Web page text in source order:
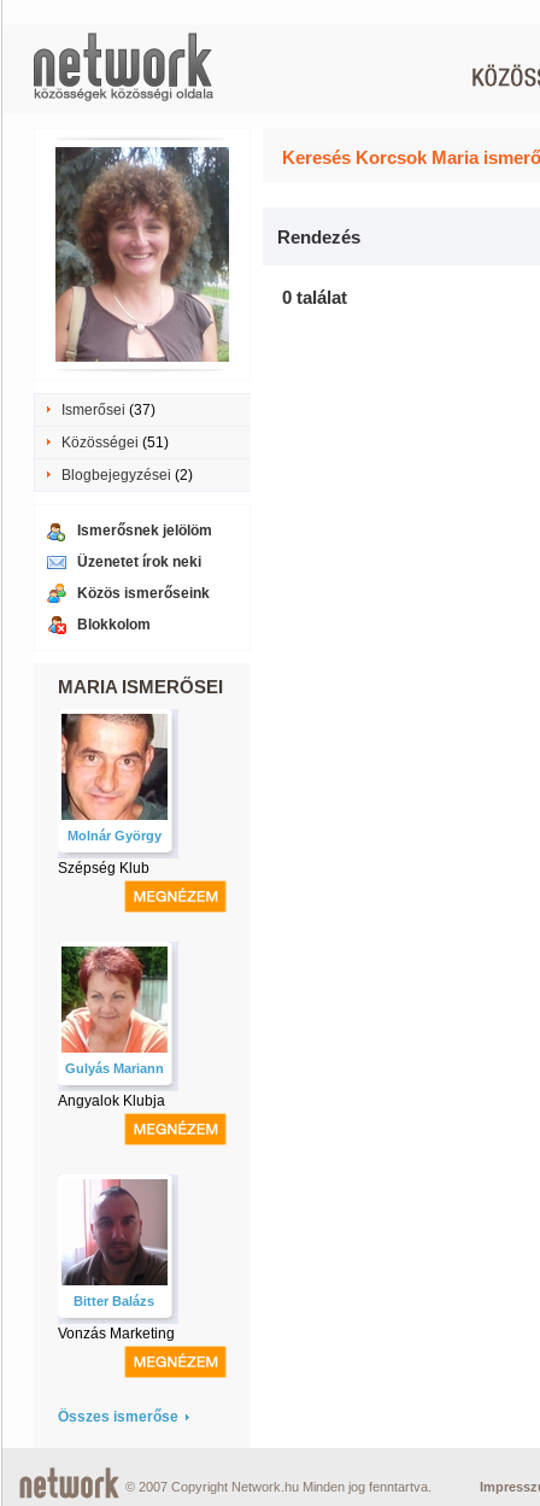
Ismerősei (37)
Közösségei (51)
Blogbejegyzései (2)
Ismerősnek jelölöm
Üzenetet írok neki
Közös ismerőseink
Blokkolom
MARIA ISMERŐSEI
Molnár György
Szépség Klub
Gulyás Mariann
Angyalok Klubja
Bitter Balázs
Vonzás Marketing
Összes ismerőse
Keresés Korcsok Maria
Rendezés
0 találat
© 2007 Copyright Network.hu Minden jog fenntartva.